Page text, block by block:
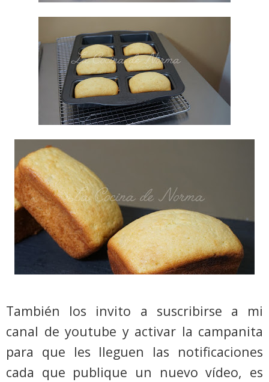
También los invito a suscribirse a mi
canal de youtube y activar la campanita
para que les lleguen las notificaciones
cada que publique un nuevo vídeo, es